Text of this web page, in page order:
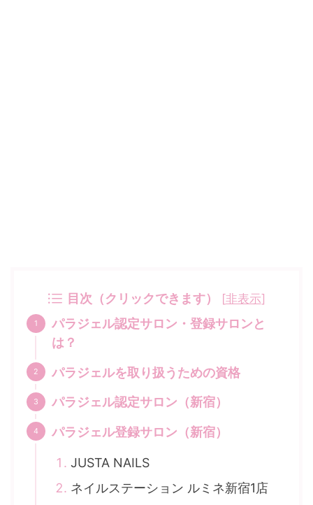
目次（クリックできます） [非表示]
パラジェル認定サロン・登録サロンと
は？
パラジェルを取り扱うための資格
パラジェル認定サロン（新宿）
パラジェル登録サロン（新宿）
JUSTA NAILS
ネイルステーション ルミネ新宿1店